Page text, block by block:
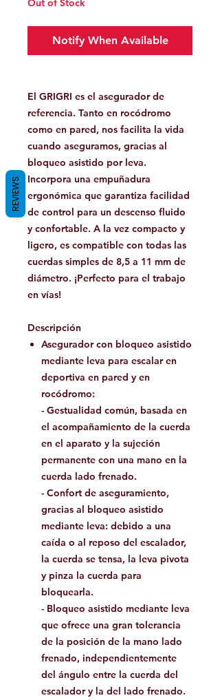
Out of Stock
Notify When Available
El GRIGRI es el asegurador de
referencia. Tanto en rocódromo
como en pared, nos facilita la vida
cuando aseguramos, gracias al
bloqueo asistido por leva.
Incorpora una empuñadura
ergonómica que garantiza facilidad
de control para un descenso fluido
y confortable. A la vez compacto y
ligero, es compatible con todas las
cuerdas simples de 8,5 a 11 mm de
diámetro. ¡Perfecto para el trabajo
en vías!
Descripción
Asegurador con bloqueo asistido
mediante leva para escalar en
deportiva en pared y en
rocódromo:
- Gestualidad común, basada en
el acompañamiento de la cuerda
en el aparato y la sujeción
permanente con una mano en la
cuerda lado frenado.
- Confort de aseguramiento,
gracias al bloqueo asistido
mediante leva: debido a una
caída o al reposo del escalador,
la cuerda se tensa, la leva pivota
y pinza la cuerda para
bloquearla.
- Bloqueo asistido mediante leva
que ofrece una gran tolerancia
de la posición de la mano lado
frenado, independientemente
del ángulo entre la cuerda del
escalador y la del lado frenado.
REVIEWS